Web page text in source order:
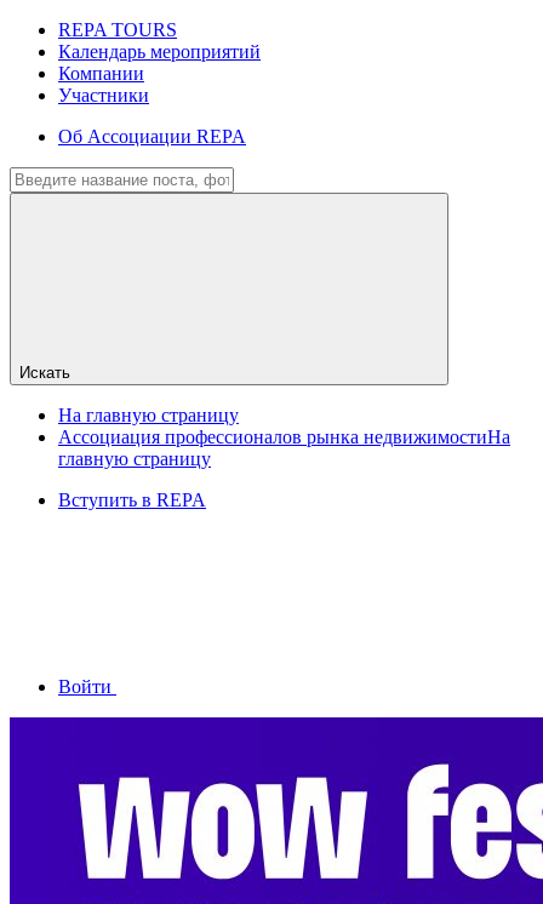
REPA TOURS
Календарь мероприятий
Компании
Участники
Об Ассоциации REPA
Искать
На главную страницу
Ассоциация профессионалов рынка недвижимостиНа
главную страницу
Вступить в REPA
Войти